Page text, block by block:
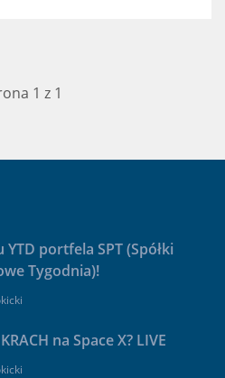
1 z 1
YTD portfela SPT (Spółki
Tygodnia)!
na Space X? LIVE